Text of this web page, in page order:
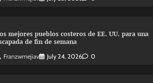
mejores pueblos costeros de EE. UU. para una
de fin de semana
Franzwmejiav July 24, 2026 0